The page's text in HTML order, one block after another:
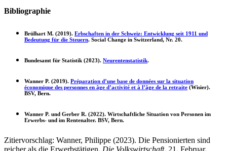
Bibliographie
Brülhart M. (2019). Erbschaften in der Schweiz: Entwicklung seit 1911 und
Bedeutung für die Steuern. Social Change in Switzerland, Nr. 20.
Bundesamt für Statistik (2023). Neurentenstatistik.
Wanner P. (2019). Préparation d’une base de données sur la situation
économique des personnes en âge d’activité et à l’âge de la retraite (Wisier).
BSV, Bern.
Wanner P. und Gerber R. (2022). Wirtschaftliche Situation von Personen im
Erwerbs- und im Rentenalter. BSV, Bern.
Zitiervorschlag: Wanner, Philippe (2023). Die Pensionierten sind
reicher als die Erwerbstätigen. Die Volkswirtschaft, 21. Februar.